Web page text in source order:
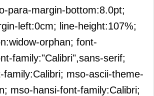
para-margin-bottom:8.0pt;
left:0cm; line-height:107%;
orphan; font-
family:"Calibri",sans-serif;
family:Calibri; mso-ascii-theme-
mso-hansi-font-family:Calibri;